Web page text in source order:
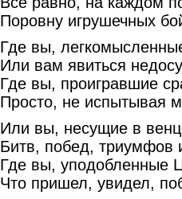
Поровну игрушечных
Где вы,
Или вам явиться
Где вы, проигравшие
Просто, не испытывая
Или вы, несущие в
Битв, побед, триумфов
Где вы, уподобленные
Что пришел, увидел,